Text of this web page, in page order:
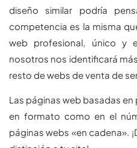
diseño similar podría
competencia es la misma
web profesional, único y
nosotros nos identificará
resto de webs de venta de
Las páginas web basadas
en formato como en el
páginas webs «en cadena».